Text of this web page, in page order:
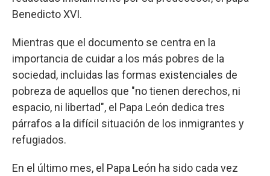
Benedicto XVI.
Mientras que el documento se centra en la
importancia de cuidar a los más pobres de la
sociedad, incluidas las formas existenciales de
pobreza de aquellos que "no tienen derechos, ni
espacio, ni libertad", el Papa León dedica tres
párrafos a la difícil situación de los inmigrantes y
refugiados.
En el último mes, el Papa León ha sido cada vez